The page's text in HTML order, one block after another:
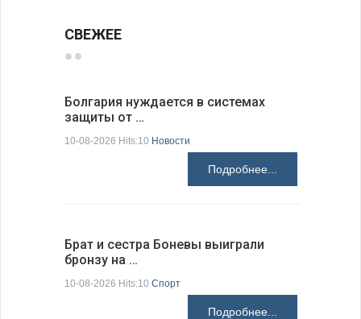
СВЕЖЕЕ
Болгария нуждается в системах
защиты от …
10-08-2026 Hits:10 Новости
Подробнее...
Брат и сестра Боневы выиграли
бронзу на …
10-08-2026 Hits:10 Спорт
Подробнее...